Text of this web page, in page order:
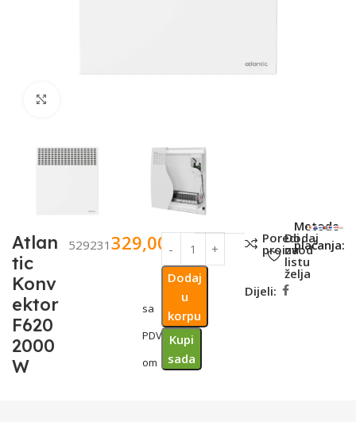
Atlan
tic
Konv
ektor
F620
2000
W
529231329,00 KM
sa
PDV-
om
Dodaj
u
korpu
Kupi
sada
Poredi
proizvod
Dodaj
na
listu
želja
Dijeli:
Metode
plaćanja: